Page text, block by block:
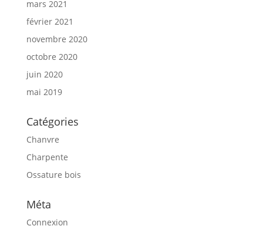
mars 2021
février 2021
novembre 2020
octobre 2020
juin 2020
mai 2019
Catégories
Chanvre
Charpente
Ossature bois
Méta
Connexion